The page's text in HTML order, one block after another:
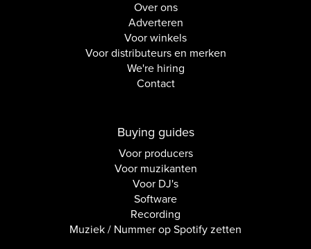
Over ons
Adverteren
Voor winkels
Voor distributeurs en merken
We're hiring
Contact
Buying guides
Voor producers
Voor muzikanten
Voor DJ's
Software
Recording
Muziek / Nummer op Spotify zetten